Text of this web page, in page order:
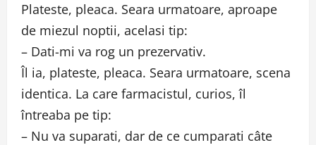
Plateste, pleaca. Seara urmatoare, aproape
de miezul noptii, acelasi tip:
– Dati-mi va rog un prezervativ.
Îl ia, plateste, pleaca. Seara urmatoare, scena
identica. La care farmacistul, curios, îl
întreaba pe tip:
– Nu va suparati, dar de ce cumparati câte